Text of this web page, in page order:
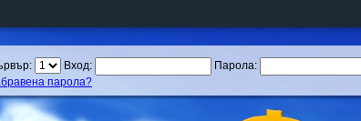
Вход:
Парола:
парола?